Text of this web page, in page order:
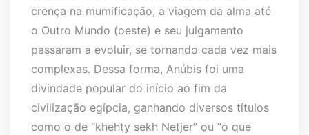
crença na mumificação, a viagem da alma até
o Outro Mundo (oeste) e seu julgamento
passaram a evoluir, se tornando cada vez mais
complexas. Dessa forma, Anúbis foi uma
divindade popular do início ao fim da
civilização egípcia, ganhando diversos títulos
como o de “khehty sekh Netjer” ou “o que